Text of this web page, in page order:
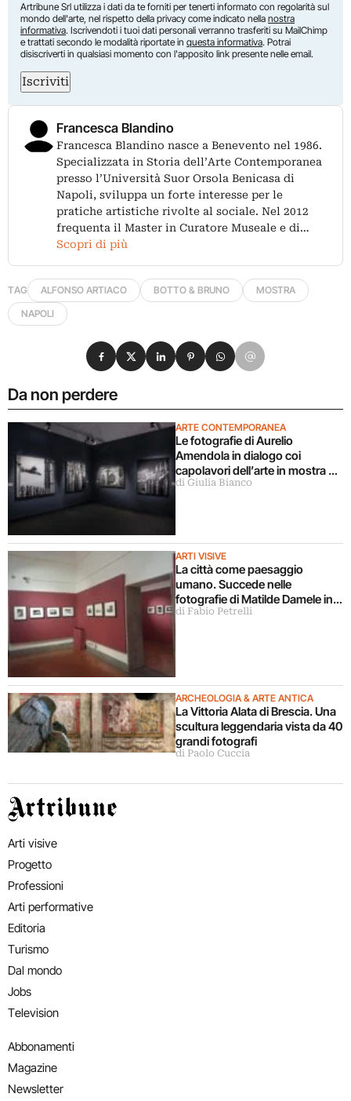
Artribune Srl utilizza i dati da te forniti per tenerti informato con regolarità sul
mondo dell'arte, nel rispetto della privacy come indicato nella nostra
informativa. Iscrivendoti i tuoi dati personali verranno trasferiti su MailChimp
e trattati secondo le modalità riportate in questa informativa. Potrai
disiscriverti in qualsiasi momento con l'apposito link presente nelle email.
Iscriviti
Francesca Blandino
Francesca Blandino nasce a Benevento nel 1986.
Specializzata in Storia dell’Arte Contemporanea
presso l’Università Suor Orsola Benicasa di
Napoli, sviluppa un forte interesse per le
pratiche artistiche rivolte al sociale. Nel 2012
frequenta il Master in Curatore Museale e di…
Scopri di più
TAG ALFONSO ARTIACO BOTTO & BRUNO
MOSTRA
NAPOLI
Da non perdere
ARTE CONTEMPORANEA
Le fotografie di Aurelio
Amendola in dialogo coi
capolavori dell’arte in mostra a
Milano
di Giulia Bianco
ARTI VISIVE
La città come paesaggio
umano. Succede nelle
fotografie di Matilde Damele in
mostra a Roma
di Fabio Petrelli
ARCHEOLOGIA & ARTE ANTICA
La Vittoria Alata di Brescia. Una
scultura leggendaria vista da 40
grandi fotografi
di Paolo Cuccia
Condividi su Facebook
Condividi su X
Condividi su LinkedIn
Condividi su Pinterest
Condividi su WhatsApp
Condividi su Email
Artribune
Arti visive
Progetto
Professioni
Arti performative
Editoria
Turismo
Dal mondo
Jobs
Television
Abbonamenti
Magazine
Newsletter